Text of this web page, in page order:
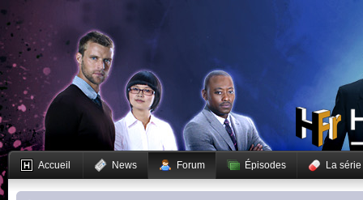
Accueil News Forum Épisodes La série